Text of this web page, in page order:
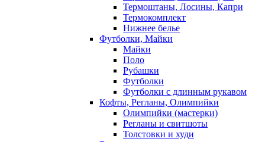
Термоштаны, Лосины, Капри
Термокомплект
Нижнее белье
Футболки, Майки
Майки
Поло
Рубашки
Футболки
Футболки с длинным рукавом
Кофты, Регланы, Олимпийки
Олимпийки (мастерки)
Регланы и свитшоты
Толстовки и худи